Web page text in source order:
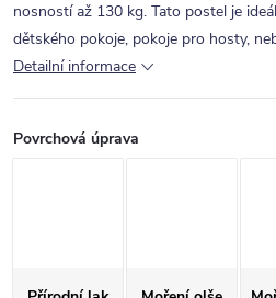
nosností až 130 kg. Tato postel je
dětského pokoje, pokoje pro hosty,
Detailní informace
Povrchová úprava